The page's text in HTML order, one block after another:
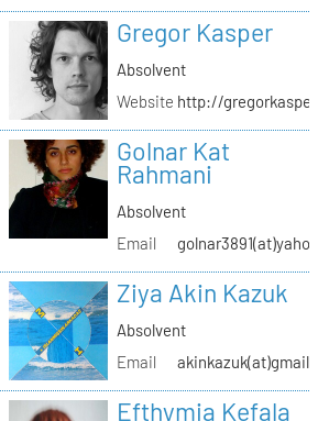
Gregor Kasper
Absolvent
Website http://
Golnar Kat
Rahmani
Absolvent
Email
Ziya Akin Kazuk
Absolvent
Email
Efthymia Kefala